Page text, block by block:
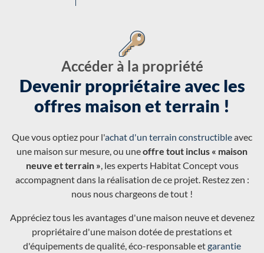
Accéder à la propriété
Devenir propriétaire avec les
offres maison et terrain !
Que vous optiez pour l'achat d'un terrain constructibleavec
une maison sur mesure, ou uneoffre tout inclus « maison
neuve et terrain », les experts Habitat Concept vous
accompagnent dans la réalisation de ce projet. Restez zen :
nous nous chargeons de tout !
Appréciez tous les avantages d'une maison neuve et devenez
propriétaire d'une maison dotée de prestations et
d'équipements de qualité, éco-responsable etgarantie